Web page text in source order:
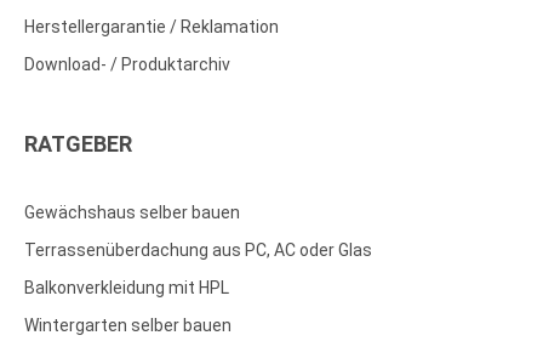
Herstellergarantie / Reklamation
Download- / Produktarchiv
RATGEBER
Gewächshaus selber bauen
Terrassenüberdachung aus PC, AC oder Glas
Balkonverkleidung mit HPL
Wintergarten selber bauen